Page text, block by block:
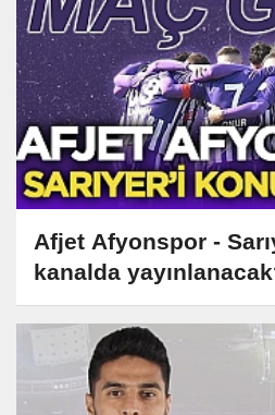
Afjet Afyonspor -
kanalda